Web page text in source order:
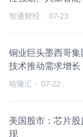
好，美国经济
智通财经 · 07-23
铜业巨头墨西哥
技术推动需求增
缺。
格隆汇 · 07-22
美国股市：芯片
现